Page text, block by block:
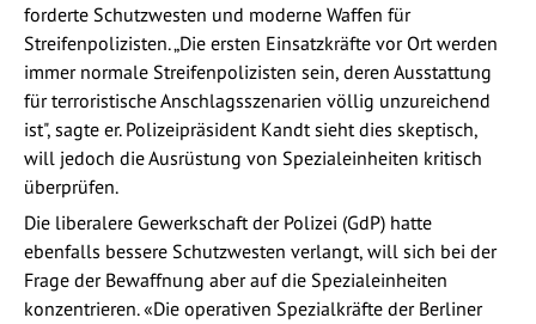
forderte Schutzwesten und moderne Waffen für
Streifenpolizisten. „Die ersten Einsatzkräfte vor Ort werden
immer normale Streifenpolizisten sein, deren Ausstattung
für terroristische Anschlagsszenarien völlig unzureichend
ist", sagte er. Polizeipräsident Kandt sieht dies skeptisch,
will jedoch die Ausrüstung von Spezialeinheiten kritisch
überprüfen.
Die liberalere Gewerkschaft der Polizei (GdP) hatte
ebenfalls bessere Schutzwesten verlangt, will sich bei der
Frage der Bewaffnung aber auf die Spezialeinheiten
konzentrieren. «Die operativen Spezialkräfte der Berliner